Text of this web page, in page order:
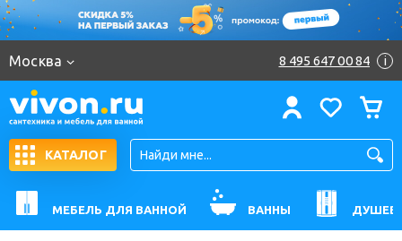
Москва 8 495 647 00 84 i
КАТАЛОГ
МЕБЕЛЬ ДЛЯ ВАННОЙ ВАННЫ